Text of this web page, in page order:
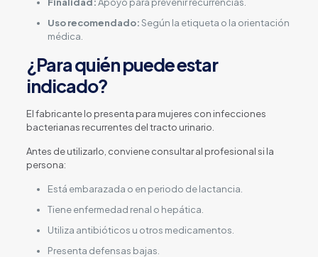
Uso recomendado:Según la etiqueta o la orientación
médica.
¿Para quién puede estar
indicado?
El fabricante lo presenta para mujeres con infecciones
bacterianas recurrentes del tracto urinario.
Antes de utilizarlo, conviene consultar al profesional si la
persona:
Está embarazada o en periodo de lactancia.
Tiene enfermedad renal o hepática.
Utiliza antibióticos u otros medicamentos.
Presenta defensas bajas.